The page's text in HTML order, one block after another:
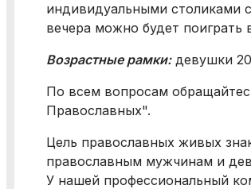
индивидуальными столиками
вечера можно будет поиграть
Возрастные рамки:девушки
По всем вопросам
Православных".
Цель православных живых
православным мужчинам и
У нашей профессиональный